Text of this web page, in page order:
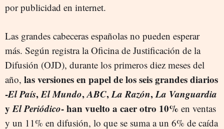
por publicidad en internet.
Las grandes cabeceras españolas no pueden esperar
más. Según registra la Oficina de Justificación de la
Difusión (OJD), durante los primeros diez meses del
año, las versiones en papel de los seis grandes diarios
-El País,El Mundo,ABC,La Razón,La Vanguardia
yEl Periódico- han vuelto a caer otro 10% en ventas
y un 11% en difusión, lo que se suma a un 6% de caída